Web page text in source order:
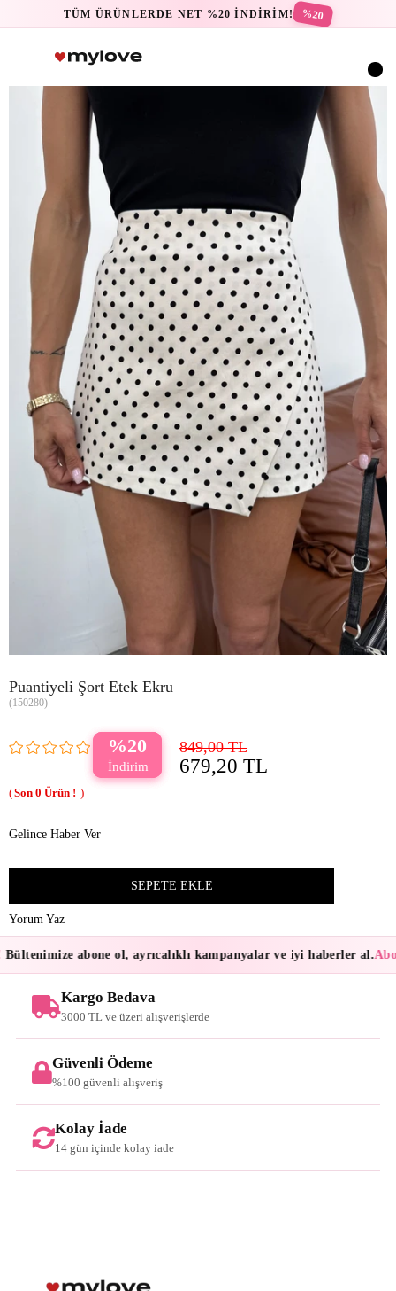
TÜM ÜRÜNLERDE NET %20 İNDİRİM! %20
Puantiyeli Şort Etek Ekru
(150280)
20 849,00 TL
679,20 TL
0
Gelince Haber Ver
Yorum Yaz
abone ol, ayrıcalıklı kampanyalar ve iyi haberler al.
Kargo Bedava
3000 TL ve üzeri alışverişlerde
Güvenli Ödeme
%100 güvenli alışveriş
Kolay İade
14 gün içinde kolay iade